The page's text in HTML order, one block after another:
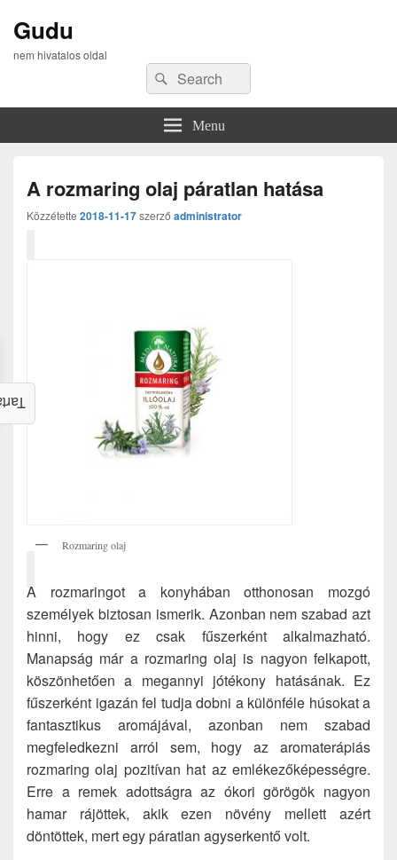
Gudu
nem hivatalos oldal
Search
for:
Search
Menu
A rozmaring olaj páratlan hatása
Közzétette 2018-11-17szerző administrator
Rozmaring olaj
A rozmaringot a konyhában otthonosan mozgó
személyek biztosan ismerik. Azonban nem szabad azt
hinni, hogy ez csak fűszerként alkalmazható.
Manapság már a rozmaring olaj is nagyon felkapott,
köszönhetően a megannyi jótékony hatásának. Ez
fűszerként igazán fel tudja dobni a különféle húsokat a
fantasztikus aromájával, azonban nem szabad
megfeledkezni arról sem, hogy az aromaterápiás
rozmaring olaj pozitívan hat az emlékezőképességre.
Erre a remek adottságra az ókori görögök nagyon
hamar rájöttek, akik ezen növény mellett azért
döntöttek, mert egy páratlan agyserkentő volt.